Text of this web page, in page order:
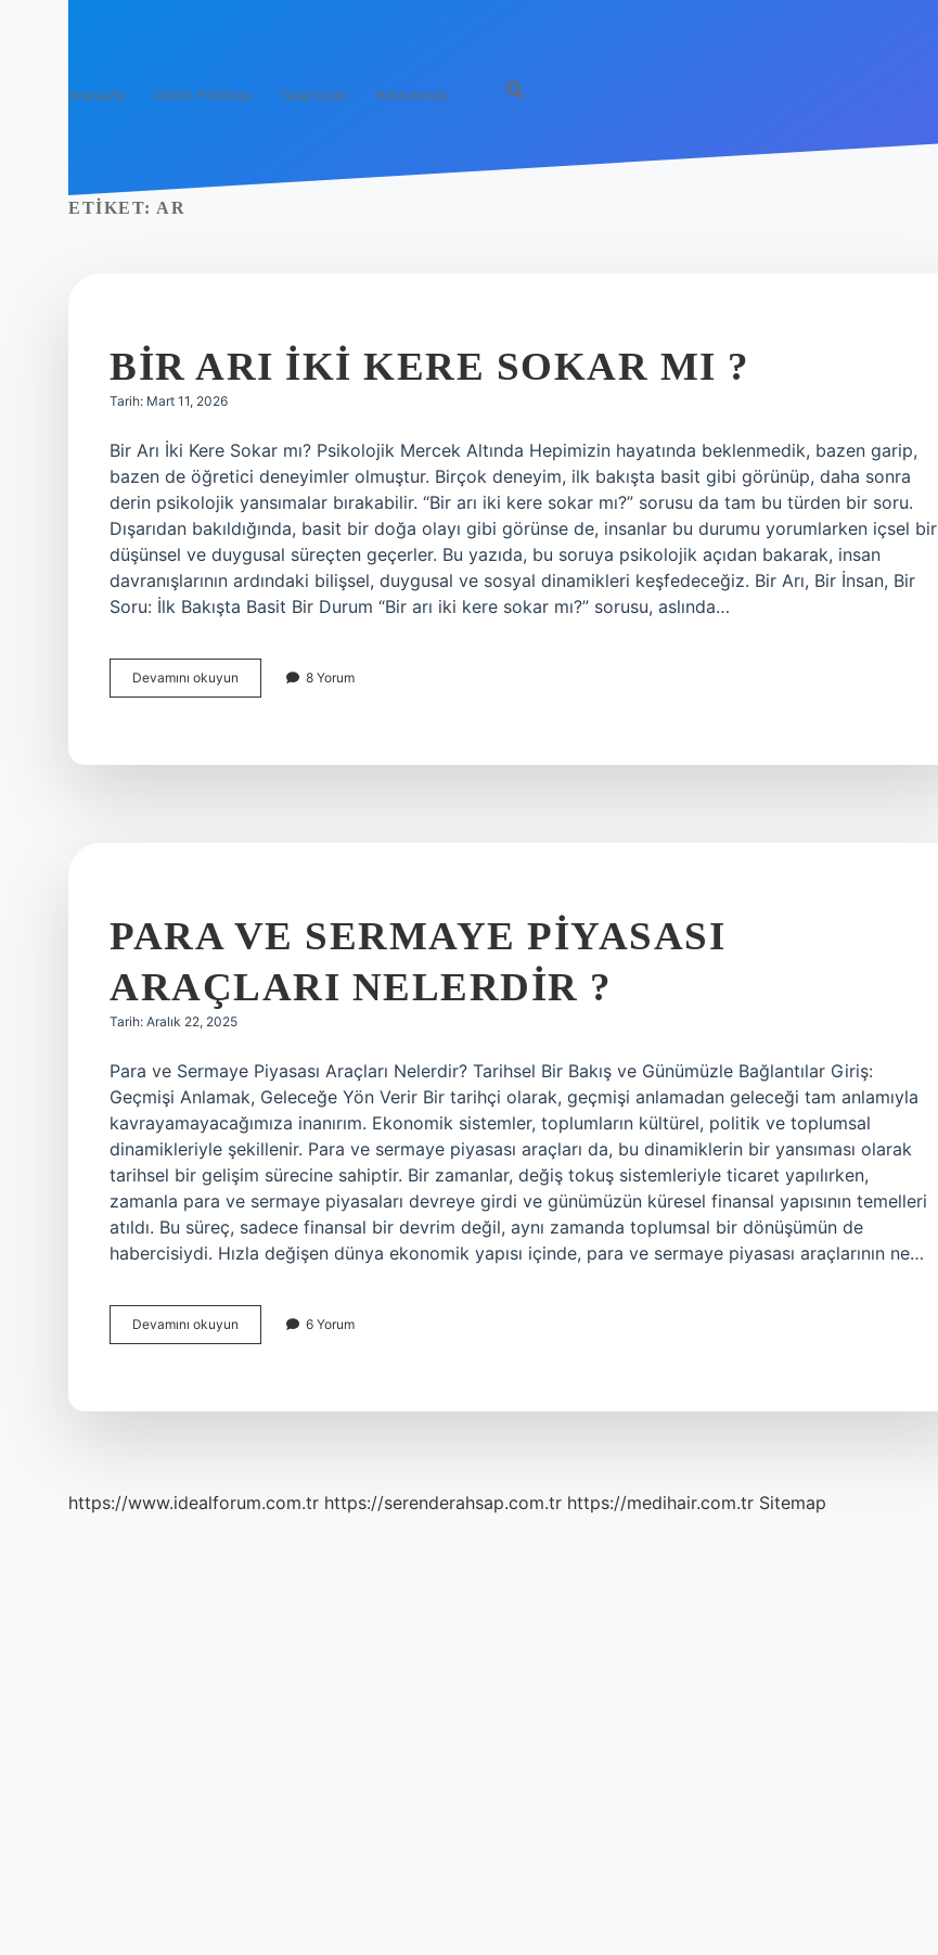
Anasayfa Gizlilik Politikası Yasal Uyarı Hakkımızda
ETIKET: AR
BIR ARI IKI KERE SOKAR MI ?
Tarih: Mart 11, 2026
Bir Arı İki Kere Sokar mı? Psikolojik Mercek Altında Hepimizin hayatında beklenmedik, bazen garip,
bazen de öğretici deneyimler olmuştur. Birçok deneyim, ilk bakışta basit gibi görünüp, daha sonra
derin psikolojik yansımalar bırakabilir. “Bir arı iki kere sokar mı?” sorusu da tam bu türden bir soru.
Dışarıdan bakıldığında, basit bir doğa olayı gibi görünse de, insanlar bu durumu yorumlarken içsel bir
düşünsel ve duygusal süreçten geçerler. Bu yazıda, bu soruya psikolojik açıdan bakarak, insan
davranışlarının ardındaki bilişsel, duygusal ve sosyal dinamikleri keşfedeceğiz. Bir Arı, Bir İnsan, Bir
Soru: İlk Bakışta Basit Bir Durum “Bir arı iki kere sokar mı?” sorusu, aslında…
Devamını okuyun
arı
8 Yorum
PARA VE SERMAYE PIYASASI
ARAÇLARI NELERDIR ?
Tarih: Aralık 22, 2025
Para ve Sermaye Piyasası Araçları Nelerdir? Tarihsel Bir Bakış ve Günümüzle Bağlantılar Giriş:
Geçmişi Anlamak, Geleceğe Yön Verir Bir tarihçi olarak, geçmişi anlamadan geleceği tam anlamıyla
kavrayamayacağımıza inanırım. Ekonomik sistemler, toplumların kültürel, politik ve toplumsal
dinamikleriyle şekillenir. Para ve sermaye piyasası araçları da, bu dinamiklerin bir yansıması olarak
tarihsel bir gelişim sürecine sahiptir. Bir zamanlar, değiş tokuş sistemleriyle ticaret yapılırken,
zamanla para ve sermaye piyasaları devreye girdi ve günümüzün küresel finansal yapısının temelleri
atıldı. Bu süreç, sadece finansal bir devrim değil, aynı zamanda toplumsal bir dönüşümün de
habercisiydi. Hızla değişen dünya ekonomik yapısı içinde, para ve sermaye piyasası araçlarının ne…
Devamını okuyun
ve
6 Yorum
https://www.idealforum.com.tr https://serenderahsap.com.tr https://medihair.com.tr Sitemap